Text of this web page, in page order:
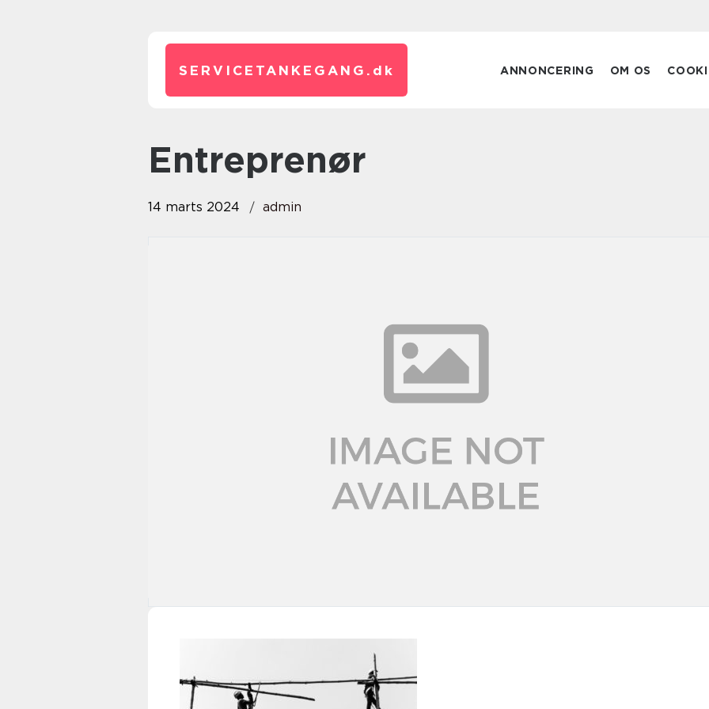
SERVICETANKEGANG. dk ANNONCERING OM OS
entreprenør
14 marts 2024 admin